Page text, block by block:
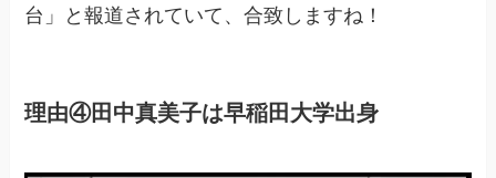
台」と報道されていて、合致しますね！
理由④田中真美子は早稲田大学出身